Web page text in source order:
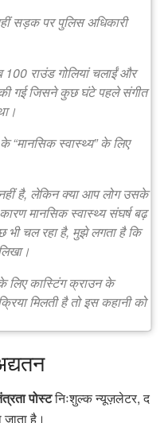
सड़क पर पुलिस अधिकारी
राउंड गोलियां चलाईं और
गई जिसने कुछ घंटे पहले संगीत
स्वास्थ्य” के लिए
है, लेकिन क्या आप लोग उसके
मानसिक स्वास्थ्य संघर्ष बढ़
भी चल रहा है, मुझे लगता है कि
लिए कास्टिंग क्राउन के
मिलती है तो इस कहानी को
पोस्टनिःशुल्क न्यूज़लेटर, द
है।